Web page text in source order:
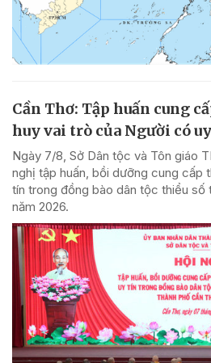
Cần Thơ: Tập huấn cung
huy vai trò của Người có
Ngày 7/8, Sở Dân tộc và Tôn giáo
nghị tập huấn, bồi dưỡng cung cấp
tín trong đồng bào dân tộc thiểu số
năm 2026.